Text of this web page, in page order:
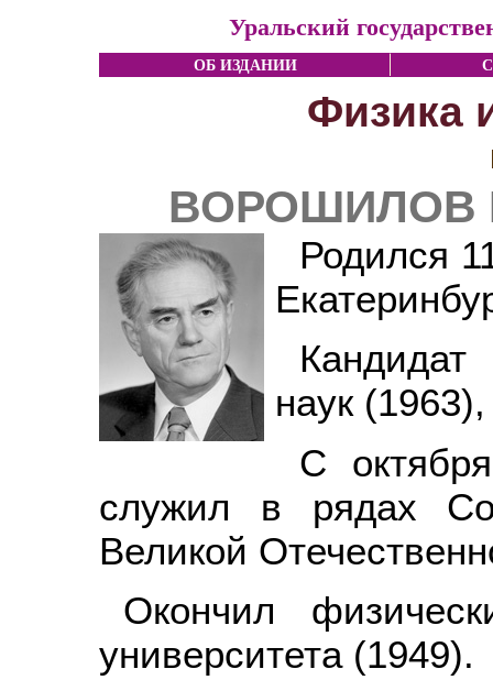
Уральский
ОБ ИЗДАНИИ
Физика
ВОРОШИЛОВ
Родился
наук
С
служил в рядах
Великой
Окончил
университета (1949).